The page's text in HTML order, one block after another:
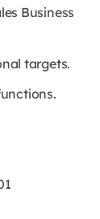
Business
targets.